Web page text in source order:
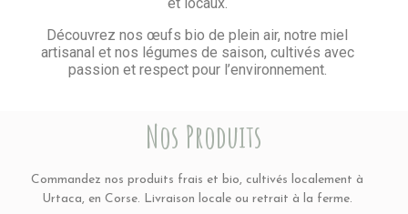
et locaux.
Découvrez nos œufs bio de plein air, notre miel
artisanal et nos légumes de saison, cultivés avec
passion et respect pour l’environnement.
Nos Produits
Commandez nos produits frais et bio, cultivés localement à
Urtaca, en Corse. Livraison locale ou retrait à la ferme.